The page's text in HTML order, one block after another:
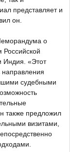
представляет и
он.
о
Индия. «Этот
направления
судебными
также предложил
визитами,